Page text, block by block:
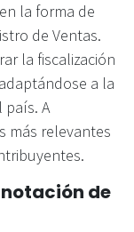
la forma de
de Ventas.
la fiscalización
a la
A
más relevantes
de